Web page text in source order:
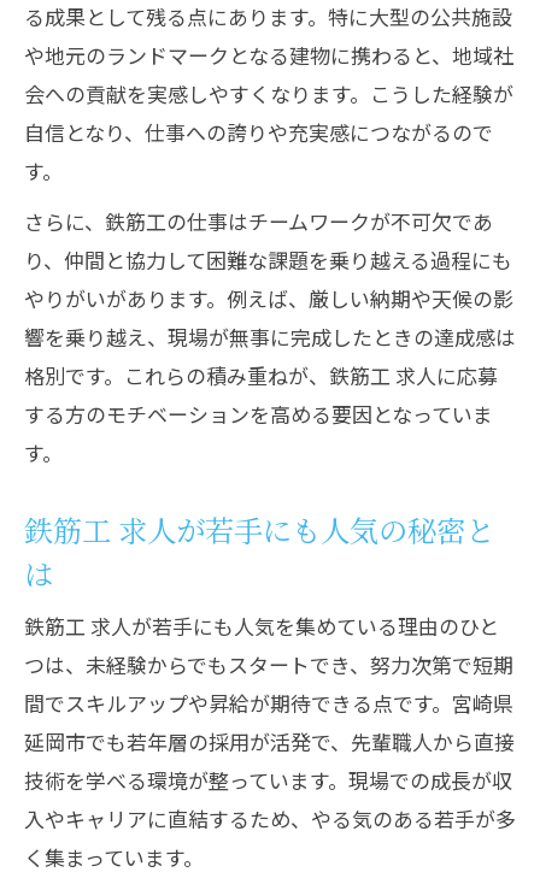
る成果として残る点にあります。特に大型の公共施設
や地元のランドマークとなる建物に携わると、地域社
会への貢献を実感しやすくなります。こうした経験が
自信となり、仕事への誇りや充実感につながるので
す。
さらに、鉄筋工の仕事はチームワークが不可欠であ
り、仲間と協力して困難な課題を乗り越える過程にも
やりがいがあります。例えば、厳しい納期や天候の影
響を乗り越え、現場が無事に完成したときの達成感は
格別です。これらの積み重ねが、鉄筋工 求人に応募
する方のモチベーションを高める要因となっていま
す。
鉄筋工 求人が若手にも人気の秘密と
は
鉄筋工 求人が若手にも人気を集めている理由のひと
つは、未経験からでもスタートでき、努力次第で短期
間でスキルアップや昇給が期待できる点です。宮崎県
延岡市でも若年層の採用が活発で、先輩職人から直接
技術を学べる環境が整っています。現場での成長が収
入やキャリアに直結するため、やる気のある若手が多
く集まっています。